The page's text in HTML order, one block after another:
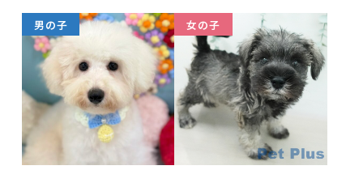
男の子 女の子